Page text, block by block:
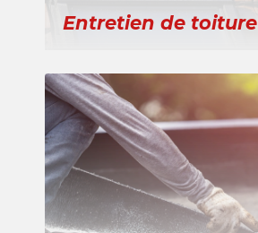
Entretien de toiture